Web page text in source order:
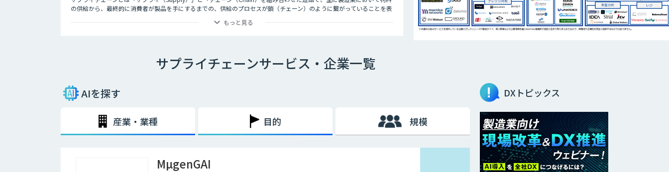
の供給から、最終的に消費者が製品を手にするまでの、供給のプロセスが鎖（チェーン）のように繋がっていることを表
ます。工場や倉庫では良品と不良品の検知、店舗ではAIカメラを設置して来客者を分析。最適な商品陳列や適切な人材配
サプライチェーンAI製品・サービスにはツールによって機能や実現できる内容に違いがありますので、自社の課題は何
か、どんな結果を実現したいのかという観点から、それぞれのツールの違いを充分に比較検討することが重要です。
もっと見る
サプライチェーンサービス・企業一覧
AIを探す
産業・業種 目的 規模
MµgenGAI
DXトピックス